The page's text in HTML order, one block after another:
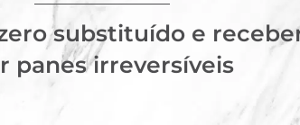
substituído e
panes irreversíveis